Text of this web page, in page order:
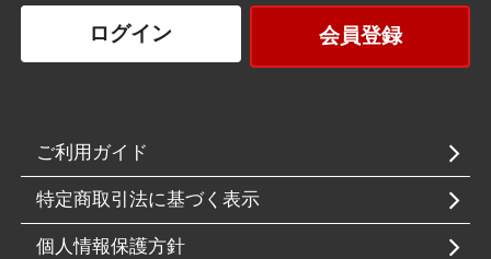
ログイン 会員登録
ご利用ガイド
特定商取引法に基づく表示
個人情報保護方針